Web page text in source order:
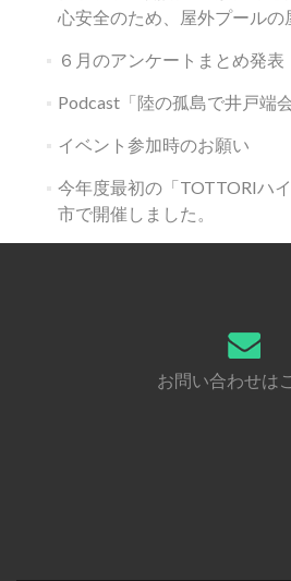
心安全のため、屋外プールの
６月のアンケートまとめ発表
Podcast「陸の孤島で井戸端
イベント参加時のお願い
今年度最初の「TOTTORIハ
市で開催しました。
お問い合わせは